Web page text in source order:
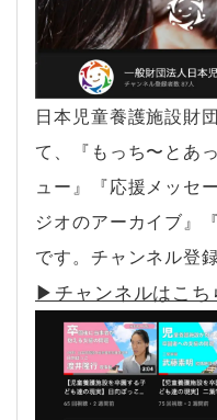
日本児童養護施設財
て、『もっち〜とあ
ュー』『応援メッセ
ジオのアーカイブ』
です。チャンネル登
▶︎チャンネルはこち